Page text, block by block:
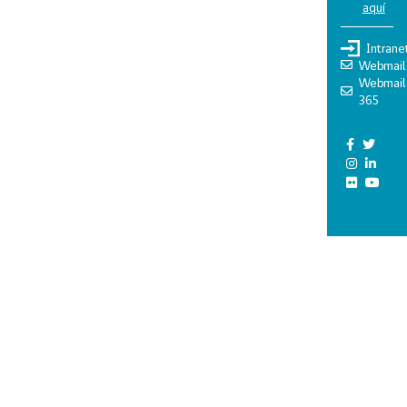
aquí
Webmail
Webmail
365